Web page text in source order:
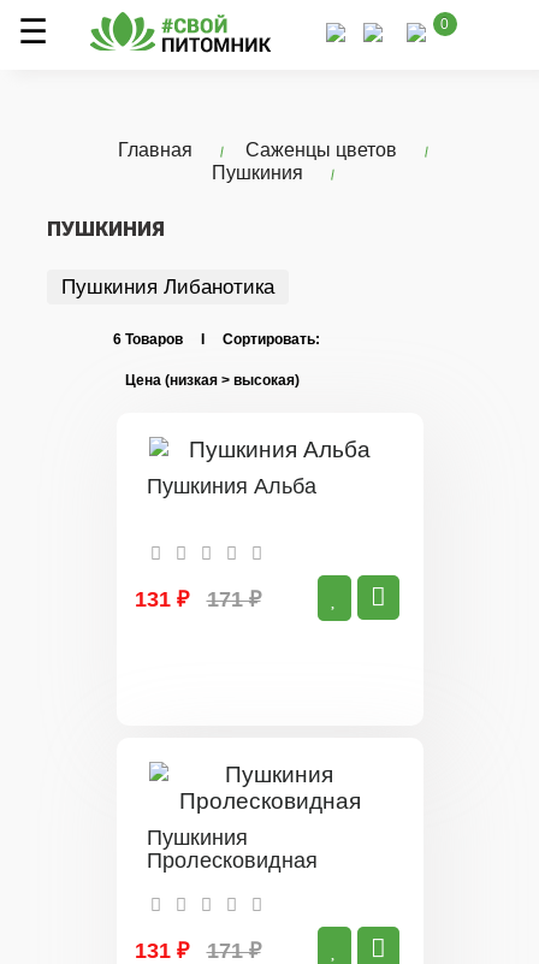
0
Главная
Саженцы цветов
Пушкиния
ПУШКИНИЯ
Пушкиния Либанотика
6 Товаров I Сортировать:
Пушкиния Альба
131 ₽ 171 ₽
Пушкиния
Пролесковидная
131 ₽ 171 ₽